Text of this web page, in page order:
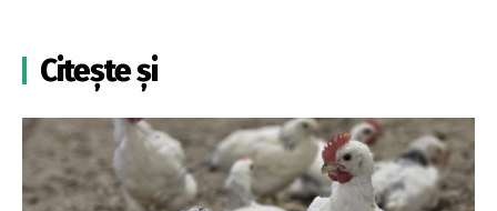
Citește și